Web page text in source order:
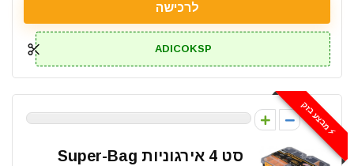
לרכישה
ADICOKSP
⚡️ מבצע בזק
0
סט 4 אירגוניות Super-Bag